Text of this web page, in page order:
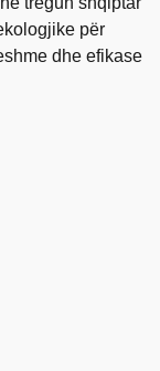
për
dhe efikase